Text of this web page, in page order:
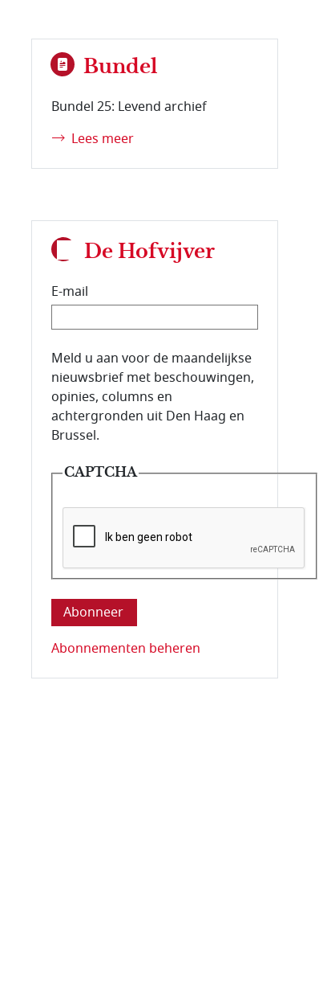
Bundel
Bundel 25: Levend archief
Lees meer
De Hofvijver
E-mail
E-mailadres van de abonnee.
Meld u aan voor de maandelijkse
nieuwsbrief met beschouwingen,
opinies, columns en
achtergronden uit Den Haag en
Brussel.
CAPTCHA
Deze vraag is om te controleren dat u
Abonnementen beheren